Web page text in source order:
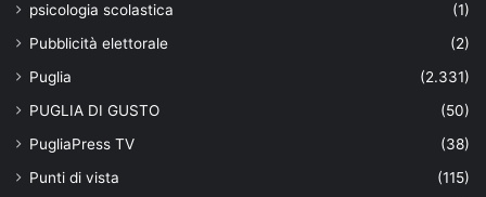
psicologia scolastica
(1)
Pubblicità elettorale
(2)
Puglia
(2.331)
PUGLIA DI GUSTO
(50)
PugliaPress TV
(38)
Punti di vista
(115)